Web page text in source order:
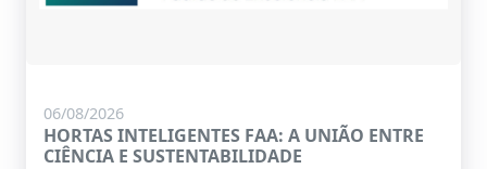
06/08/2026
HORTAS INTELIGENTES FAA: A UNIÃO ENTRE
CIÊNCIA E SUSTENTABILIDADE